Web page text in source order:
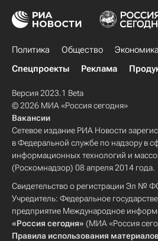
Политика Общество Экономика
Спецпроекты
Реклама
Версия 2023.1 Beta
© 2026 МИА «Россия сегодня»
Вакансии
Сетевое издание РИА Новости
в Федеральной службе по надзору в
информационных технологий и
(Роскомнадзор) 08 апреля 2014 года.
Свидетельство о регистрации Эл №
Учредитель: Федеральное
предприятие Международное
«Россия сегодня» (МИА «Россия
Правила использования